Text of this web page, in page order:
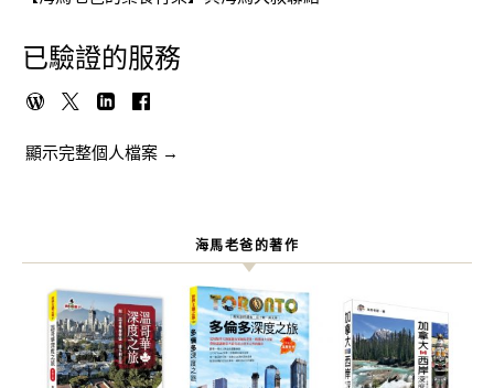
已驗證的服務
顯示完整個人檔案 →
海馬老爸的著作